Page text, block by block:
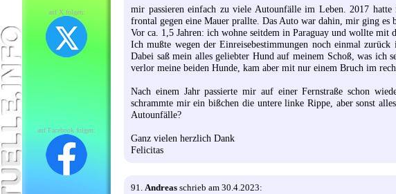
auf X folgen:
auf Facebook folgen:
mir passieren einfach zu viele Autounfälle im Leben. 2017
frontal gegen eine Mauer prallte. Das Auto war dahin, mir ging es
Vor ca. 1,5 Jahren: ich wohne seitdem in Paraguay und wollte
Ich mußte wegen der Einreisebestimmungen noch einmal
Dabei saß mein alles geliebter Hund auf meinem Schoß, was ich
verlor meine beiden Hunde, kam aber mit nur einem Bruch im
Nach einem Jahr passierte mir auf einer Fernstraße schon
schrammte mir ein bißchen die untere linke Rippe, aber sonst
Autounfälle?
Ganz vielen herzlich Dank
Felicitas
91. Andreas schrieb am 30.4.2023: